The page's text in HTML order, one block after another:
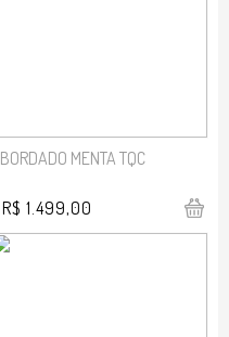
BORDADO MENTA TQC
R$ 1.499,00